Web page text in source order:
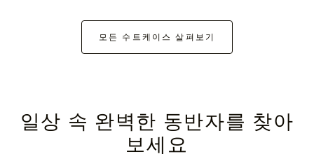
모든 수트케이스 살펴보기
일상 속 완벽한 동반자를 찾아
보세요